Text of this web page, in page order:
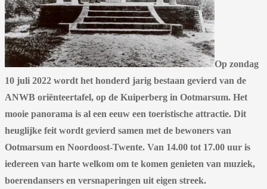
Op zondag
10 juli 2022 wordt het honderd jarig bestaan gevierd van de
ANWB oriënteertafel, op de Kuiperberg in Ootmarsum. Het
mooie panorama is al een eeuw een toeristische attractie. Dit
heuglijke feit wordt gevierd samen met de bewoners van
Ootmarsum en Noordoost-Twente. Van 14.00 tot 17.00 uur is
iedereen van harte welkom om te komen genieten van muziek,
boerendansers en versnaperingen uit eigen streek.